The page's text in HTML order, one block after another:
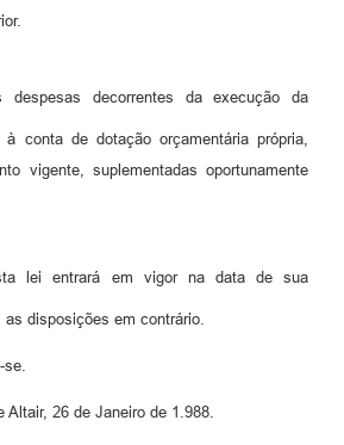
decorrentes da execução da
conta de dotação orçamentária própria,
vigente, suplementadas oportunamente
lei entrará em vigor na data de sua
disposições em contrário.
Altair, 26 de Janeiro de 1.988.